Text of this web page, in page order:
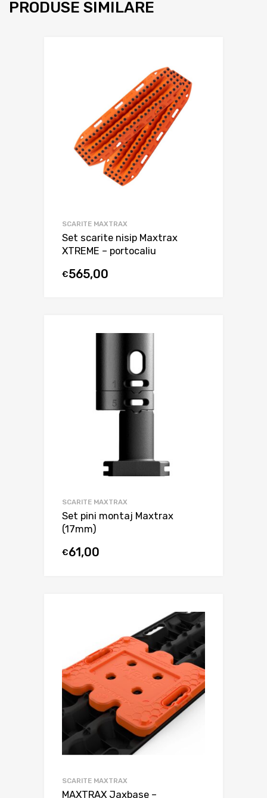
PRODUSE SIMILARE
SCARITE MAXTRAX
Set scarite nisip Maxtrax
XTREME – portocaliu
€565,00
SCARITE MAXTRAX
Set pini montaj Maxtrax
(17mm)
€61,00
SCARITE MAXTRAX
MAXTRAX Jaxbase –